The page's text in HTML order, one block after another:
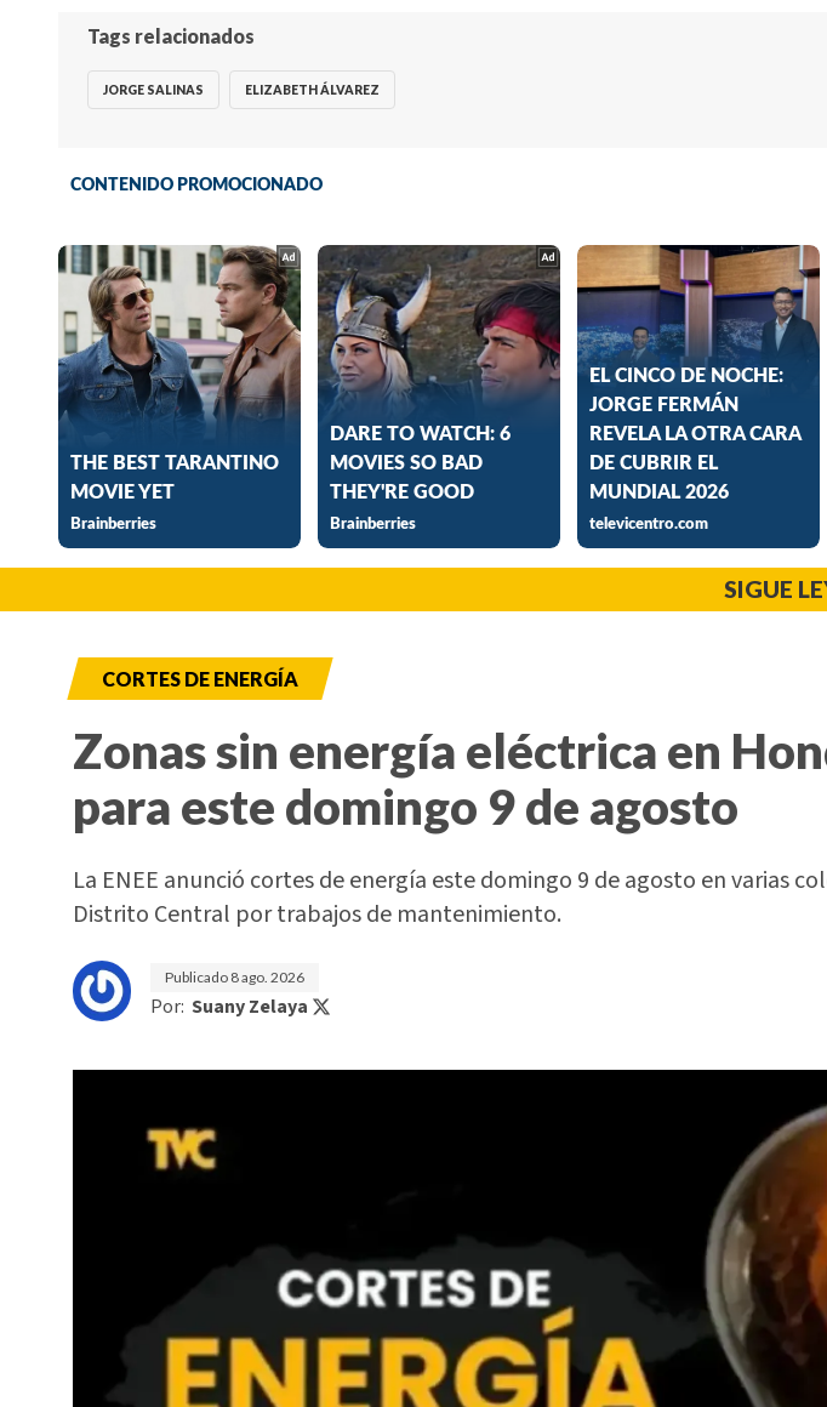
Tags relacionados
JORGE SALINAS ELIZABETH ÁLVAREZ
SIGUE
CORTES DE ENERGÍA
Zonas sin energía eléctrica en
para este domingo 9 de agosto
La ENEE anunció cortes de energía este domingo 9 de agosto en varias
Distrito Central por trabajos de mantenimiento.
Publicado 8 ago. 2026
Por: Suany Zelaya